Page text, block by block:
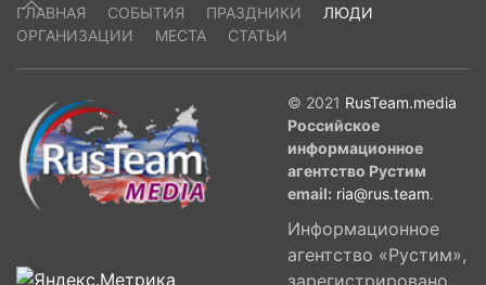
ГЛАВНАЯ СОБЫТИЯ ПРАЗДНИКИ
ЛЮДИ
ОРГАНИЗАЦИИ
МЕСТА СТАТЬИ
© 2021 RusTeam.media
Российское
информационное
агентство Рустим
email: ria@rus.team.
Информационное
агентство «Рустим»,
зарегистрировано